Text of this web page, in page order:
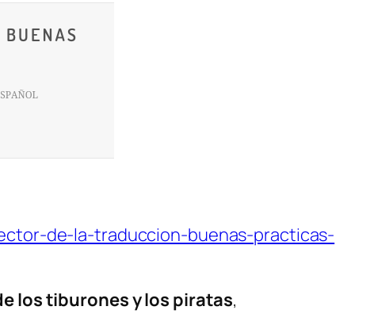
de-la-traduccion-buenas-practicas-
los tiburones y los piratas,